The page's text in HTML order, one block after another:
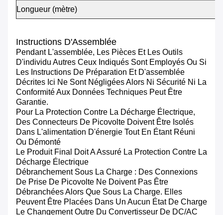
Longueur (mètre)
Instructions D'Assemblée
Pendant L'assemblée, Les Pièces Et Les Outils
D'individu Autres Ceux Indiqués Sont Employés Ou Si
Les Instructions De Préparation Et D'assemblée
Décrites Ici Ne Sont Négligées Alors Ni Sécurité Ni La
Conformité Aux Données Techniques Peut Être
Garantie.
Pour La Protection Contre La Décharge Électrique,
Des Connecteurs De Picovolte Doivent Être Isolés
Dans L'alimentation D'énergie Tout En Étant Réuni
Ou Démonté
Le Produit Final Doit A Assuré La Protection Contre La
Décharge Électrique
Débranchement Sous La Charge : Des Connexions
De Prise De Picovolte Ne Doivent Pas Être
Débranchées Alors Que Sous La Charge. Elles
Peuvent Être Placées Dans Un Aucun État De Charge
Le Changement Outre Du Convertisseur De DC/AC